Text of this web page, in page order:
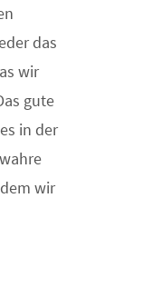
das
wir
gute
in der
wir